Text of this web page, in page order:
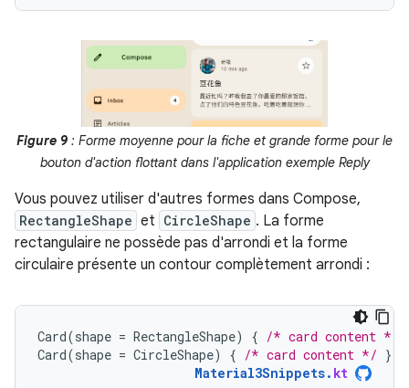
Figure 9 : Forme moyenne pour la fiche et grande forme pour le
bouton d'action flottant dans l'application exemple Reply
Vous pouvez utiliser d'autres formes dans Compose,
RectangleShape et CircleShape . La forme
rectangulaire ne possède pas d'arrondi et la forme
circulaire présente un contour complètement arrondi :
Card(shape = RectangleShape) { /* card content */
Card(shape = CircleShape) { /* card content */ }
Material3Snippets. kt